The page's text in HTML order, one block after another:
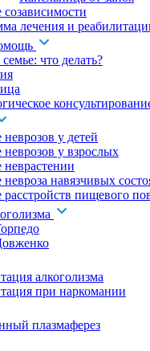
лечения и
что делать?
у детей
неврозов у взрослых
неврастении
навязчивых
расстройств пищевого
алкоголизма
при наркомании
плазмаферез